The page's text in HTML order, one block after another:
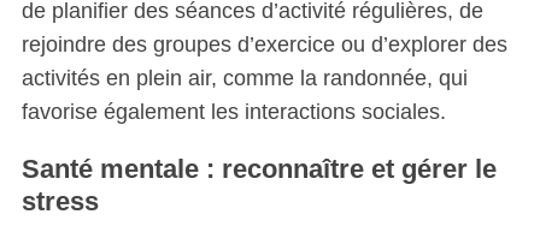
de planifier des séances d’activité régulières, de
rejoindre des groupes d’exercice ou d’explorer des
activités en plein air, comme la randonnée, qui
favorise également les interactions sociales.
Santé mentale : reconnaître et gérer le
stress